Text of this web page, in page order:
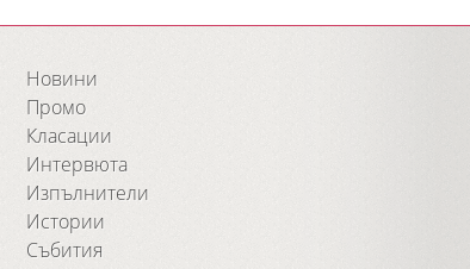
Новини
Промо
Класации
Интервюта
Изпълнители
Истории
Събития